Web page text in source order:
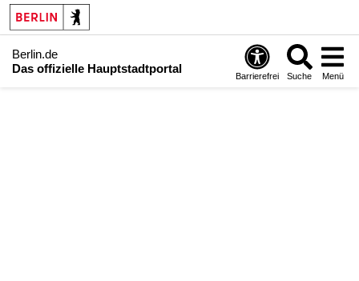
Berlin.de
Das offizielle Hauptstadtportal
Barrierefrei Suche Menü